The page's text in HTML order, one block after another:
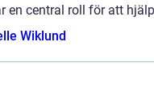
en central roll för att
Wiklund